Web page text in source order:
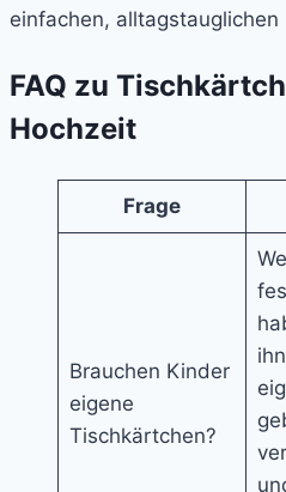
einfachen, alltagstauglichen
FAQ zu
Hochzeit
Frage
Brauchen Kinder
eigene
Tischkärtchen?